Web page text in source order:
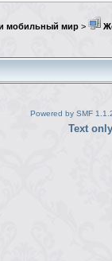
мобильный мир >
Powered by SMF
Text